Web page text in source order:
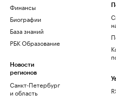
Финансы
Биографии
База знаний
РБК Образование
Новости
регионов
Санкт-Петербург
и область